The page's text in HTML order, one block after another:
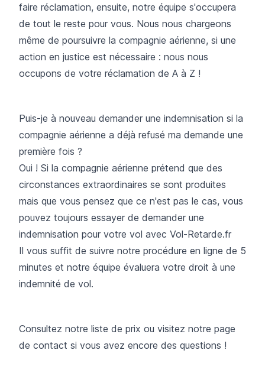
faire réclamation, ensuite, notre équipe s'occupera
de tout le reste pour vous. Nous nous chargeons
même de poursuivre la compagnie aérienne, si une
action en justice est nécessaire : nous nous
occupons de votre réclamation de A à Z !
Puis-je à nouveau demander une indemnisation si la
compagnie aérienne a déjà refusé ma demande une
première fois ?
Oui ! Si la compagnie aérienne prétend que des
circonstances extraordinaires se sont produites
mais que vous pensez que ce n'est pas le cas, vous
pouvez toujours essayer de demander une
indemnisation pour votre vol avec Vol-Retarde.fr
Il vous suffit de suivre notre procédure en ligne de 5
minutes et notre équipe évaluera votre droit à une
indemnité de vol.
Consultez notre liste de prix ou visitez notre page
de contact si vous avez encore des questions !